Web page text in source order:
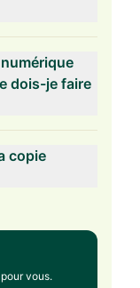
dois-je faire
copie
vous.